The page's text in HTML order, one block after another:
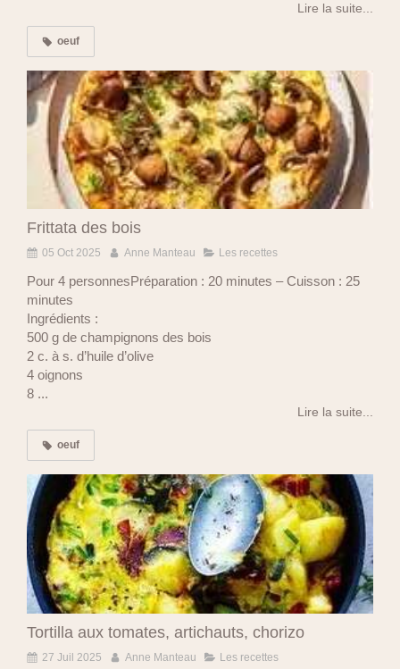
Lire la suite...
oeuf
Frittata des bois
05 Oct 2025 Anne Manteau Les recettes
Pour 4 personnesPréparation : 20 minutes – Cuisson : 25
minutes
Ingrédients :
500 g de champignons des bois
2 c. à s. d’huile d’olive
4 oignons
8 ...
Lire la suite...
oeuf
Tortilla aux tomates, artichauts, chorizo
27 Juil 2025 Anne Manteau Les recettes